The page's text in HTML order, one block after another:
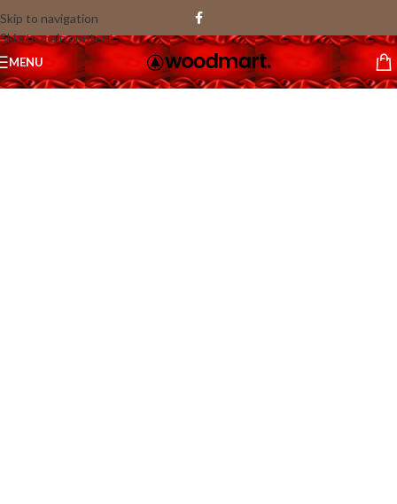
Skip to navigation
Skip to main content
MENU
1
/
47